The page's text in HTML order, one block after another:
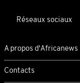
Réseaux sociaux
A propos d'Africanews
Contacts